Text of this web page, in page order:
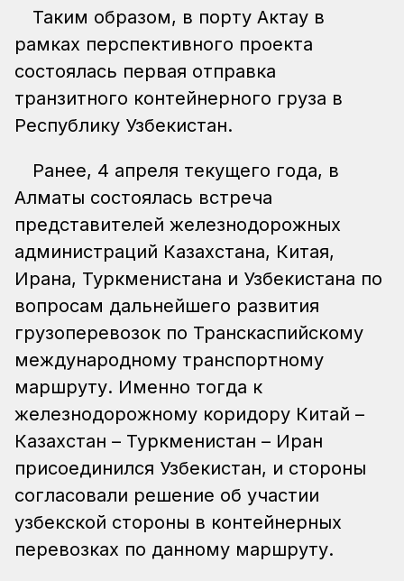
Таким образом, в порту Актау в
рамках перспективного проекта
состоялась первая отправка
транзитного контейнерного груза в
Республику Узбекистан.
Ранее, 4 апреля текущего года, в
Алматы состоялась встреча
представителей железнодорожных
администраций Казахстана, Китая,
Ирана, Туркменистана и Узбекистана по
вопросам дальнейшего развития
грузоперевозок по Транскаспийскому
международному транспортному
маршруту. Именно тогда к
железнодорожному коридору Китай –
Казахстан – Туркменистан – Иран
присоединился Узбекистан, и стороны
согласовали решение об участии
узбекской стороны в контейнерных
перевозках по данному маршруту.